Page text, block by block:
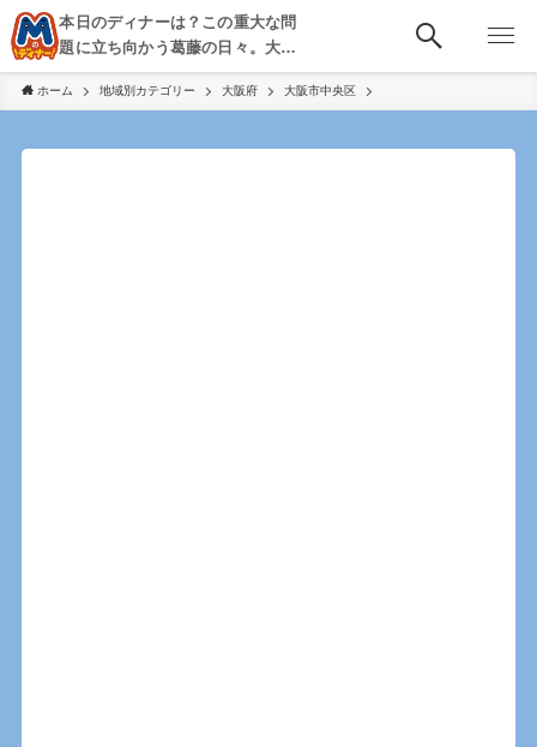
本日のディナーは？この重大な問
題に立ち向かう葛藤の日々。大
阪・京都・神戸を中心とした食べ
歩き、飲み歩きを綴る。
ホーム 地域別カテゴリー 大阪府 大阪市中央区